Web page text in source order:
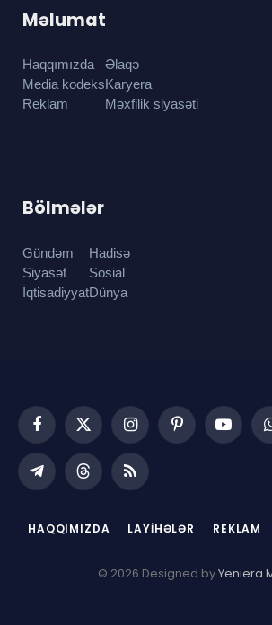
Məlumat
Haqqımızda
Media kodeks
Reklam
Əlaqə
Karyera
Məxfilik siyasəti
Bölmələr
Gündəm
Siyasət
İqtisadiyyat
Hadisə
Sosial
Dünya
Facebook
X
(Twitter)
InstagramPinterest
TelegramThreadsRSS
HAQQIMIZDA LAYIHƏLƏR REKLAM
© 2026 Designed byYeniera